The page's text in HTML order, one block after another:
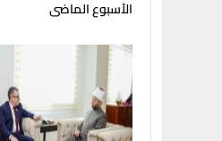
الأسبوع الماضى